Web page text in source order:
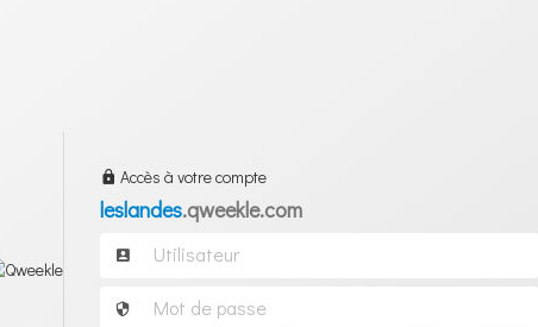
Accès à votre compte
leslandes.qweekle.com